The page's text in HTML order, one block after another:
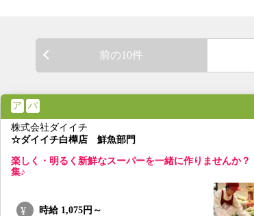
前の10件
ア パ
株式会社ダイイチ
☆ダイイチ白樺店 鮮魚部門
楽しく・明るく新鮮なスーパーを一緒に作りませんか
集♪
時給 1,075円～